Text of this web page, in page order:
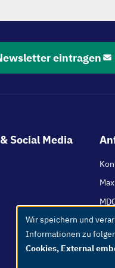
eintragen
Social Media
HI-
Use
of
personal
Wir speichern und
Informationen zu
Cookies, External